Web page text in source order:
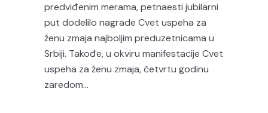
predviđenim merama, petnaesti jubilarni
put dodelilo nagrade Cvet uspeha za
ženu zmaja najboljim preduzetnicama u
Srbiji. Takođe, u okviru manifestacije Cvet
uspeha za ženu zmaja, četvrtu godinu
zaredom...